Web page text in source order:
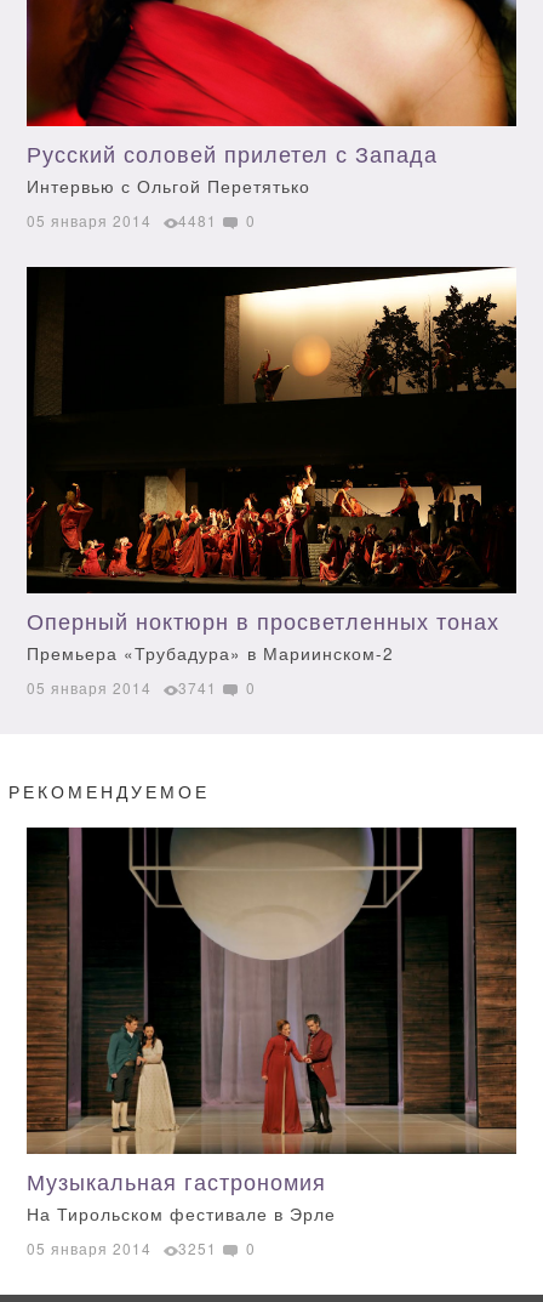
Русский соловей прилетел с Запада
Интервью с Ольгой Перетятько
05 января 2014 4481 0
Оперный ноктюрн в просветленных тонах
Премьера «Трубадура» в Мариинском-2
05 января 2014 3741 0
РЕКОМЕНДУЕМОЕ
Музыкальная гастрономия
На Тирольском фестивале в Эрле
05 января 2014 3251 0